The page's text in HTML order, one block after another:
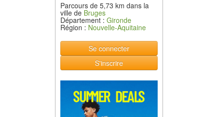
Parcours de 5,73 km dans la
ville de Bruges
Département : Gironde
Région : Nouvelle-Aquitaine
Se connecter
S'inscrire